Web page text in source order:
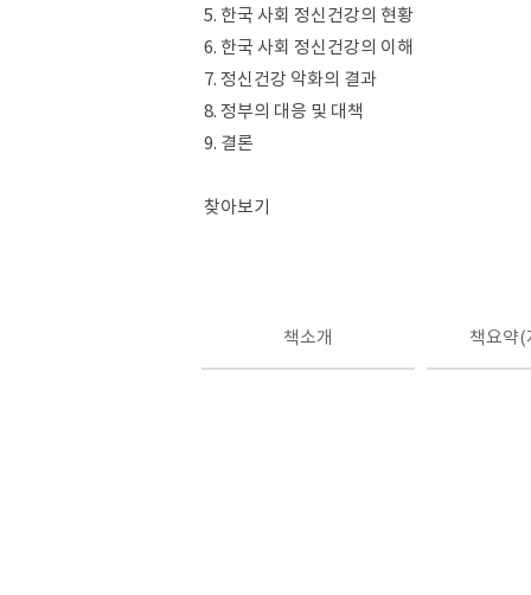
5. 한국 사회 정신건강의 현황
6. 한국 사회 정신건강의 이해
7. 정신건강 악화의 결과
8. 정부의 대응 및 대책
9. 결론
찾아보기
책소개 책요약(